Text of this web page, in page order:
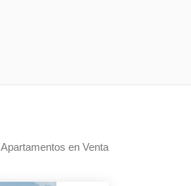
Apartamentos en Venta